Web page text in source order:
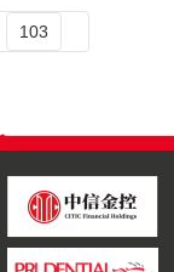
103